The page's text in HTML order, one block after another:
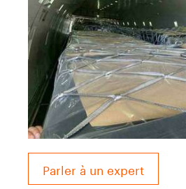
Parler à un expert